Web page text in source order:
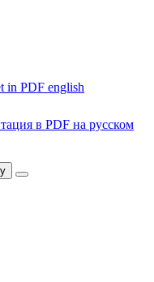
in PDF english
в PDF на русском